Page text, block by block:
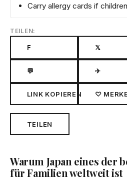
Carry allergy cards if
TEILEN:
F 𝕏
💬 ✈
LINK KOPIEREN ♡
TEILEN
Warum Japan eines der
für Familien weltweit ist